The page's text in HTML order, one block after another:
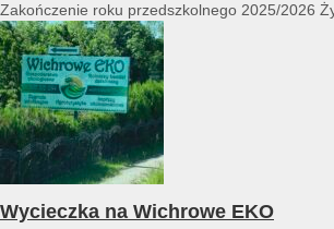
Zakończenie roku przedszkolnego 2025/2026
Wycieczka na Wichrowe EKO